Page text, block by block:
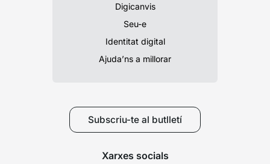
Digicanvis
Seu-e
Identitat digital
Ajuda’ns a millorar
Subscriu-te al butlletí
Xarxes socials